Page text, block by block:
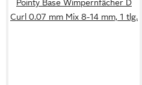
Pointy Base Wimpernfächer D
Curl 0.07 mm Mix 8-14 mm, 1 tlg.